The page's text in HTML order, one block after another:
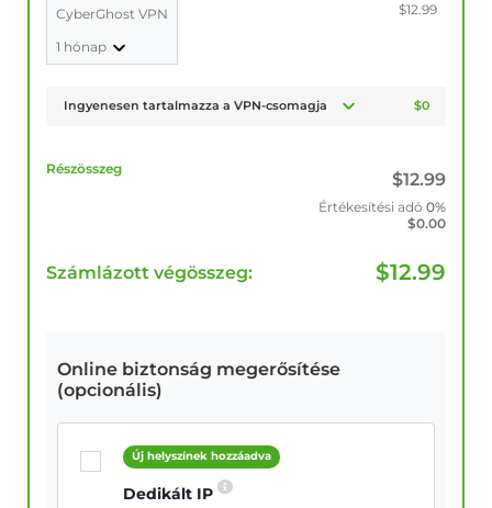
CyberGhost VPN
1 hónap
$12.99
Ingyenesen tartalmazza a VPN-csomagja $0
Részösszeg
$12.99
Értékesítési adó 0%
$0.00
Számlázott végösszeg: $12.99
Online biztonság megerősítése
(opcionális)
Új helyszínek hozzáadva
Dedikált IP